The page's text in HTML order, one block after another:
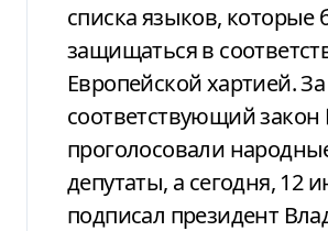
списка языков, которые
защищаться в
Европейской хартией. За
соответствующий закон
проголосовали
депутаты, а сегодня, 12
подписал президент